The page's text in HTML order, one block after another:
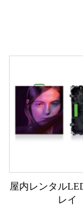
屋内レンタル
レイ